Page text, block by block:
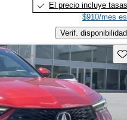
El precio incluye tasas
$910/mes
Verif. disponibilidad